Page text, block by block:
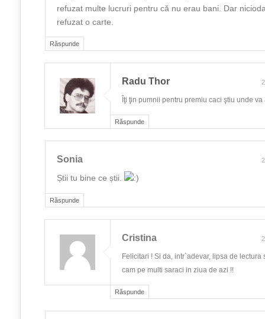
Răspunde
refuzat multe lucruri pentru că nu erau bani. Dar
refuzat o carte.
Răspunde
Radu Thor
Îţi ţin pumnii pentru premiu caci ştiu unde va
Răspunde
Sonia
Știi tu bine ce știi.
Răspunde
Cristina
Felicitari ! Si da, intr`adevar, lipsa de lectura
cam pe multi saraci in ziua de azi !!